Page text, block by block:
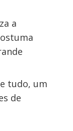
a
tudo, um
de